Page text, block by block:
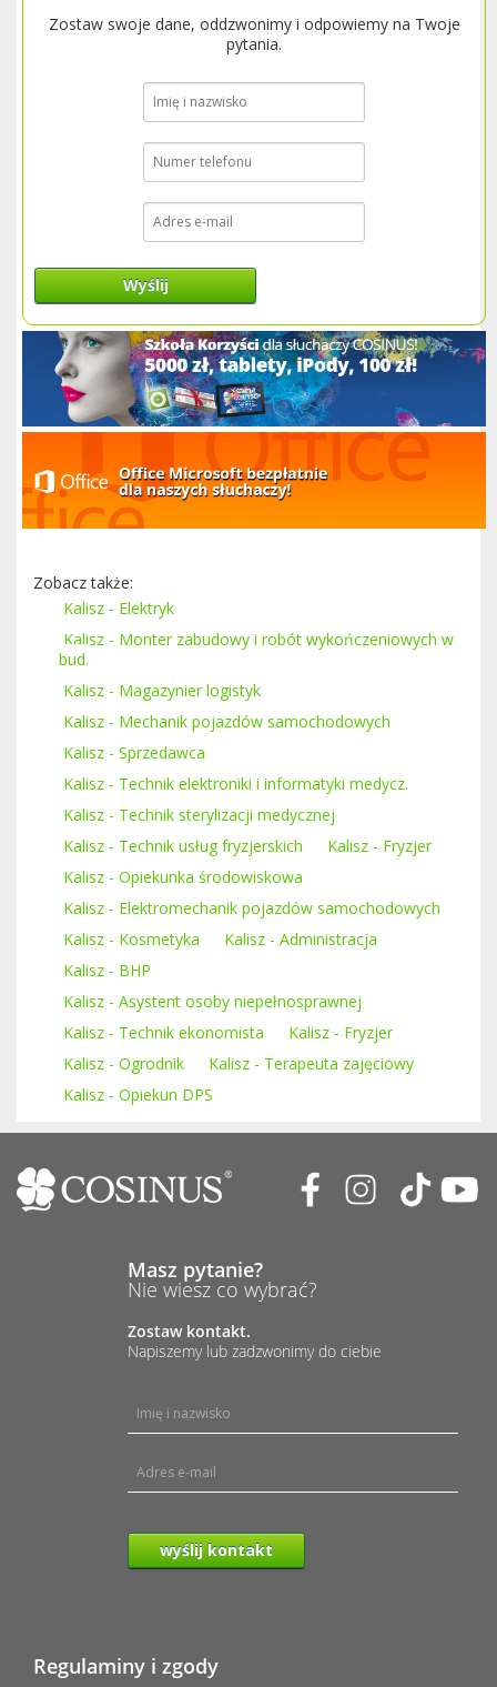
Zostaw swoje dane, oddzwonimy i odpowiemy na Twoje
pytania.
Wyślij
Zobacz także:
Kalisz - Elektryk
Kalisz - Monter zabudowy i robót wykończeniowych w
bud.
Kalisz - Magazynier logistyk
Kalisz - Mechanik pojazdów samochodowych
Kalisz - Sprzedawca
Kalisz - Technik elektroniki i informatyki medycz.
Kalisz - Technik sterylizacji medycznej
Kalisz - Technik usług fryzjerskich
Kalisz - Fryzjer
Kalisz - Opiekunka środowiskowa
Kalisz - Elektromechanik pojazdów samochodowych
Kalisz - Kosmetyka
Kalisz - Administracja
Kalisz - BHP
Kalisz - Asystent osoby niepełnosprawnej
Kalisz - Technik ekonomista
Kalisz - Fryzjer
Kalisz - Ogrodnik
Kalisz - Terapeuta zajęciowy
Kalisz - Opiekun DPS
Masz pytanie?
Nie wiesz co wybrać?
Zostaw kontakt.
Napiszemy lub zadzwonimy do ciebie
wyślij kontakt
Regulaminy i zgody